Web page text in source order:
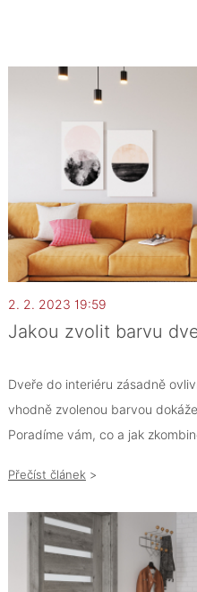
2. 2. 2023 19:59
Jakou zvolit barvu
Dveře do interiéru zásadně
vhodně zvolenou barvou
Poradíme vám, co a jak
Přečíst článek >